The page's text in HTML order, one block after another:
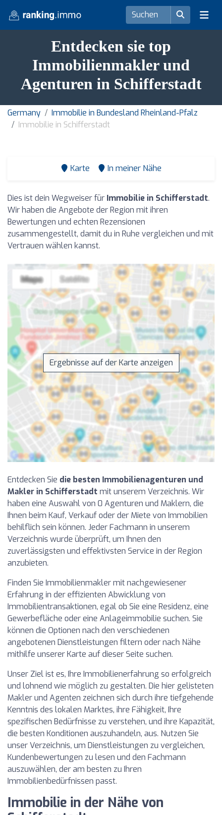
Entdecken sie top
Immobilienmakler und
Agenturen in Schifferstadt
Germany
Immobilie in Bundesland Rheinland-Pfalz
Immobilie in Schifferstadt
Karte In meiner Nähe
Dies ist dein Wegweiser für Immobilie in Schifferstadt.
Wir haben die Angebote der Region mit ihren
Bewertungen und echten Rezensionen
zusammengestellt, damit du in Ruhe vergleichen und mit
Vertrauen wählen kannst.
Ergebnisse auf der Karte anzeigen
Entdecken Sie die besten Immobilienagenturen und
Makler in Schifferstadt mit unserem Verzeichnis. Wir
haben eine Auswahl von 0 Agenturen und Maklern, die
Ihnen beim Kauf, Verkauf oder der Miete von Immobilien
behilflich sein können. Jeder Fachmann in unserem
Verzeichnis wurde überprüft, um Ihnen den
zuverlässigsten und effektivsten Service in der Region
anzubieten.
Finden Sie Immobilienmakler mit nachgewiesener
Erfahrung in der effizienten Abwicklung von
Immobilientransaktionen, egal ob Sie eine Residenz, eine
Gewerbefläche oder eine Anlageimmobilie suchen. Sie
können die Optionen nach den verschiedenen
angebotenen Dienstleistungen filtern oder nach Nähe
mithilfe unserer Karte auf dieser Seite suchen.
Unser Ziel ist es, Ihre Immobilienerfahrung so erfolgreich
und lohnend wie möglich zu gestalten. Die hier gelisteten
Makler und Agenten zeichnen sich durch ihre tiefgehende
Kenntnis des lokalen Marktes, ihre Fähigkeit, Ihre
spezifischen Bedürfnisse zu verstehen, und ihre Kapazität,
die besten Konditionen auszuhandeln, aus. Nutzen Sie
unser Verzeichnis, um Dienstleistungen zu vergleichen,
Kundenbewertungen zu lesen und den Fachmann
auszuwählen, der am besten zu Ihren
Immobilienbedürfnissen passt.
Immobilie in der Nähe von